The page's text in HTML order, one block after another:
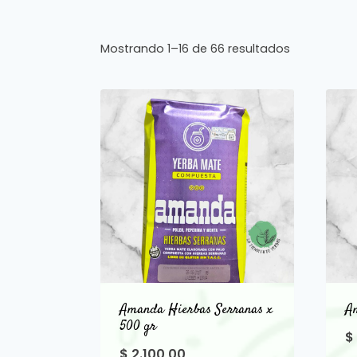
Mostrando 1–16 de 66 resultados
Amanda Hierbas Serranas x
500 gr
$